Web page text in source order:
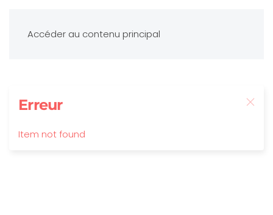
Accéder au contenu principal
Erreur
Item not found